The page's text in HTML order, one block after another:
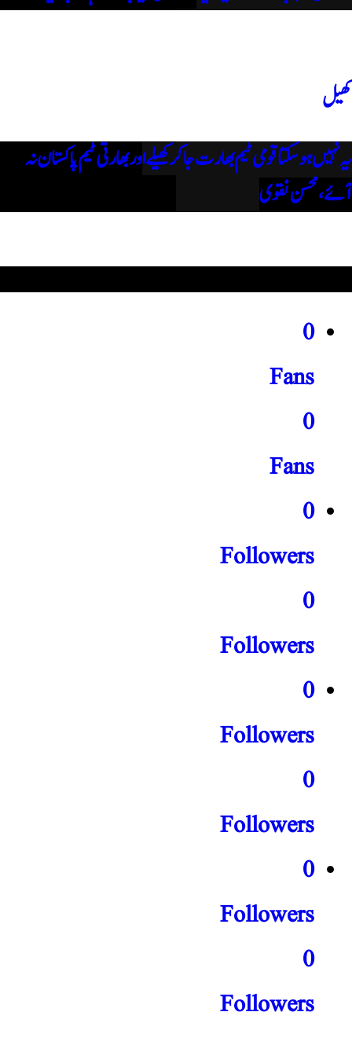
کھیل
یہ نہیں ہوسکتا قومی ٹیم بھارت جاکر کھیلے اور بھارتی ٹیم پاکستان نہ
آئے، محسن نقوی
0
Fans
0
Fans
0
Followers
0
Followers
0
Followers
0
Followers
0
Followers
0
Followers